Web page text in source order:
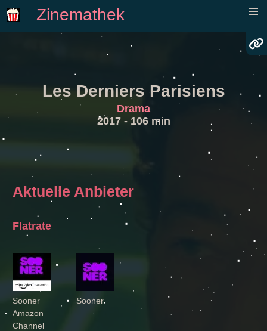
Zinemathek
Les Derniers Parisiens
Drama
2017 - 106 min
Aktuelle Anbieter
Flatrate
Sooner
Amazon
Channel
Sooner